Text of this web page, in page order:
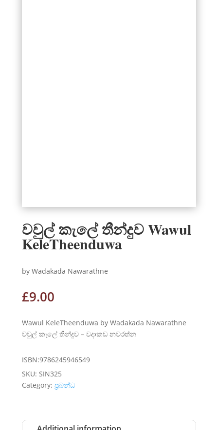
වවුල් කැලේ තීන්දුව Wawul
KeleTheenduwa
by Wadakada Nawarathne
£9.00
Wawul KeleTheenduwa by Wadakada Nawarathne
වවුල් කැලේ තීන්දුව – වදාකඩ නවරත්න
ISBN:9786245946549
SKU: SIN325
Category: ප්‍රබන්ධ